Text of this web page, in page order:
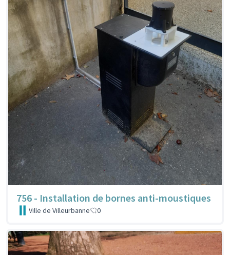
756 - Installation de bornes anti-moustiques
Ville de Villeurbanne 0